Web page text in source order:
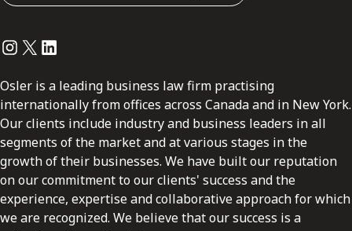
Instagram
Twitter
LinkedIn
Osler is a leading business law firm practising
internationally from offices across Canada and in New York.
Our clients include industry and business leaders in all
segments of the market and at various stages in the
growth of their businesses. We have built our reputation
on our commitment to our clients' success and the
experience, expertise and collaborative approach for which
we are recognized. We believe that our success is a